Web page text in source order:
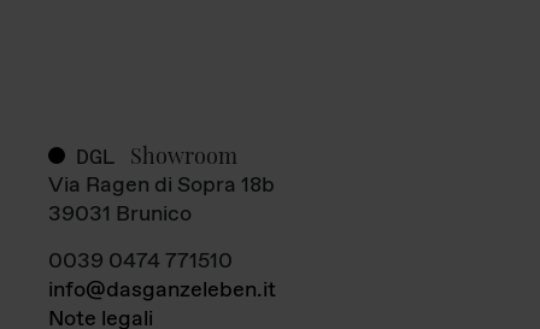
DGL Showroom
Via Ragen di Sopra 18b
39031 Brunico
0039 0474 771510
info@dasganzeleben.it
Note legali